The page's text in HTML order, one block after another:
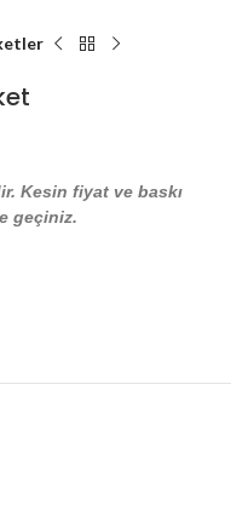
Kesin fiyat ve baskı
geçiniz.